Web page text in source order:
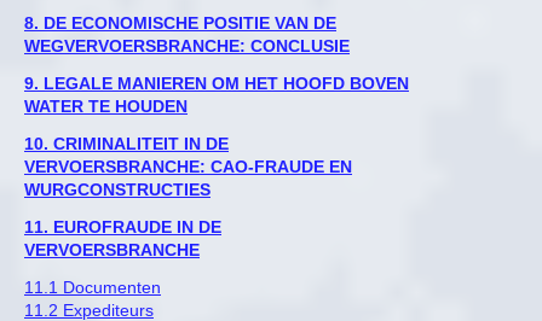
8. DE ECONOMISCHE POSITIE VAN DE
WEGVERVOERSBRANCHE: CONCLUSIE
9. LEGALE MANIEREN OM HET HOOFD BOVEN
WATER TE HOUDEN
10. CRIMINALITEIT IN DE
VERVOERSBRANCHE: CAO-FRAUDE EN
WURGCONSTRUCTIES
11. EUROFRAUDE IN DE
VERVOERSBRANCHE
11.1 Documenten
11.2 Expediteurs